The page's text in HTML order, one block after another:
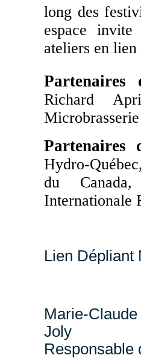
long des
espace
ateliers en
Partenaires
Richard
Partenaires
Hydro-
du
Internationale
Lien Dépliant
Marie-Claude
Responsable